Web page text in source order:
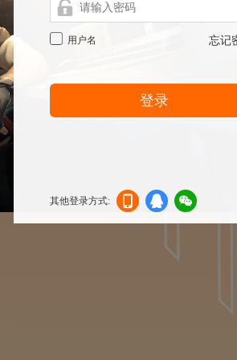
用户名 忘记
登录
其他登录方式:
机登
登录
信登